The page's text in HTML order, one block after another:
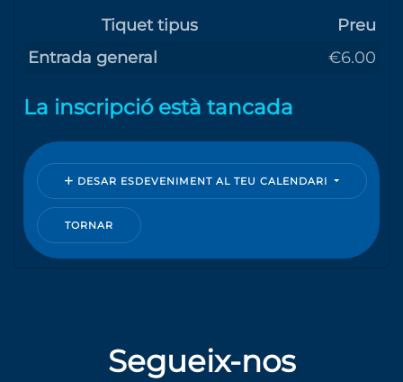
Tiquet tipus
Preu
Entrada general
€6.00
La inscripció està tancada
DESAR ESDEVENIMENT AL TEU CALENDARI
TORNAR
Segueix-nos